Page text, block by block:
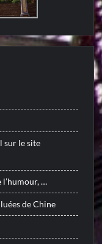
sur le site
l’humour, …
de Chine